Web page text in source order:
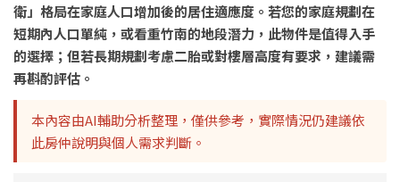
衛」格局在家庭人口增加後的居住適應度。若您的家庭規劃在
短期內人口單純，或看重竹南的地段潛力，此物件是值得入手
的選擇；但若長期規劃考慮二胎或對樓層高度有要求，建議需
再斟酌評估。
本內容由AI輔助分析整理，僅供參考，實際情況仍建議依
此房仲說明與個人需求判斷。